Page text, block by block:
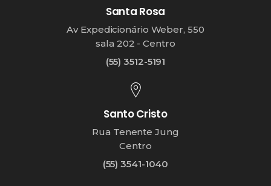
Santa Rosa
Av Expedicionário Weber, 550
sala 202 - Centro
(55) 3512-5191
Santo Cristo
Rua Tenente Jung
Centro
(55) 3541-1040